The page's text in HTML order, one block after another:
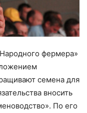
фермера»
семена для
вносить
По его